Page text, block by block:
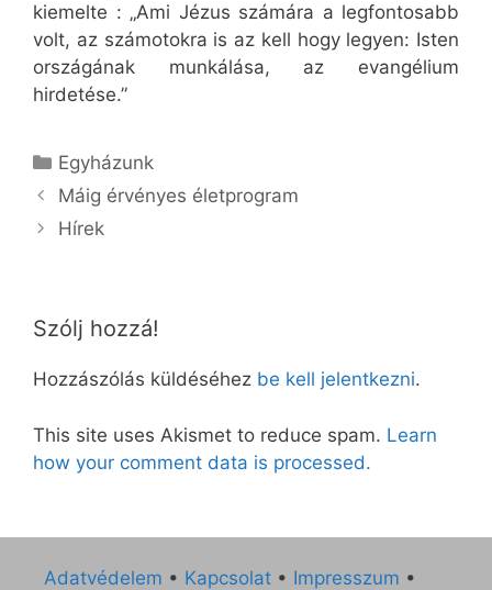
kiemelte : „Ami Jézus számára a legfontosabb
volt, az számotokra is az kell hogy legyen: Isten
országának munkálása, az evangélium
hirdetése.”
Kategória
Egyházunk
Máig érvényes életprogram
Hírek
Szólj hozzá!
Hozzászólás küldéséhez be kell jelentkezni.
This site uses Akismet to reduce spam. Learn
how your comment data is processed.
Adatvédelem • Kapcsolat • Impresszum •